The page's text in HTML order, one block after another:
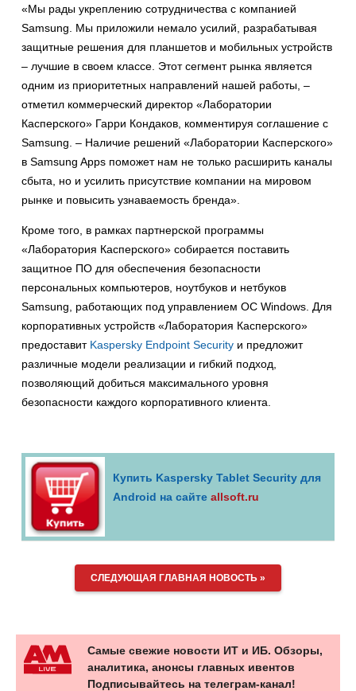
«Мы рады укреплению сотрудничества с компанией
Samsung. Мы приложили немало усилий, разрабатывая
защитные решения для планшетов и мобильных устройств
– лучшие в своем классе. Этот сегмент рынка является
одним из приоритетных направлений нашей работы, –
отметил коммерческий директор «Лаборатории
Касперского» Гарри Кондаков, комментируя соглашение с
Samsung. – Наличие решений «Лаборатории Касперского»
в Samsung Apps поможет нам не только расширить каналы
сбыта, но и усилить присутствие компании на мировом
рынке и повысить узнаваемость бренда».
Кроме того, в рамках партнерской программы
«Лаборатория Касперского» собирается поставить
защитное ПО для обеспечения безопасности
персональных компьютеров, ноутбуков и нетбуков
Samsung, работающих под управлением ОС Windows. Для
корпоративных устройств «Лаборатория Касперского»
предоставит Kaspersky Endpoint Security и предложит
различные модели реализации и гибкий подход,
позволяющий добиться максимального уровня
безопасности каждого корпоративного клиента.
Купить Kaspersky Tablet Security для
Android на сайте allsoft.ru
СЛЕДУЮЩАЯ ГЛАВНАЯ НОВОСТЬ »
Самые свежие новости ИТ и ИБ. Обзоры,
аналитика, анонсы главных ивентов
Подписывайтесь на телеграм-канал!